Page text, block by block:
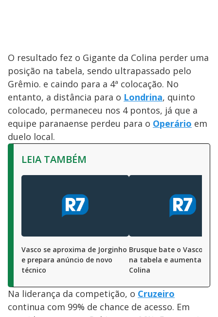
O resultado fez o Gigante da Colina perder uma
posição na tabela, sendo ultrapassado pelo
Grêmio. e caindo para a 4ª colocação. No
entanto, a distância para o Londrina, quinto
colocado, permaneceu nos 4 pontos, já que a
equipe paranaense perdeu para o Operário em
duelo local.
LEIA TAMBÉM
Vasco se aproxima de Jorginho
e prepara anúncio de novo
técnico
Brusque bate o Vasco,
na tabela e aumenta
Colina
Na liderança da competição, o Cruzeiro
continua com 99% de chance de acesso. Em